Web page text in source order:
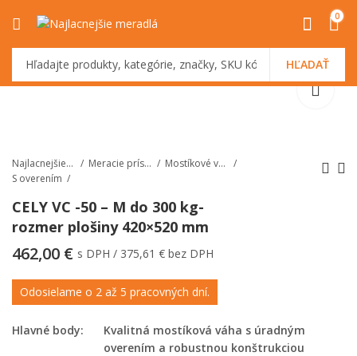
0
HĽADAŤ
Najlacnejšiemeradlá.sk Meracie prístroje
Mostíkové váhy
S overením
CELY VC -50 – M do 300 kg-
rozmer plošiny 420×520 mm
462,00 € s DPH / 375,61 € bez DPH
Odosielame o 2 až 5 pracovných dní.
Hlavné body:
Kvalitná mostíková váha s úradným
overením a robustnou konštrukciou